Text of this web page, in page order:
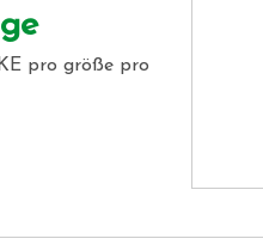
pro größe pro